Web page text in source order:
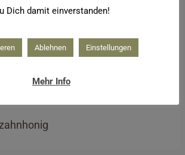
Dich damit einverstanden!
Ablehnen Einstellungen
Mehr Info